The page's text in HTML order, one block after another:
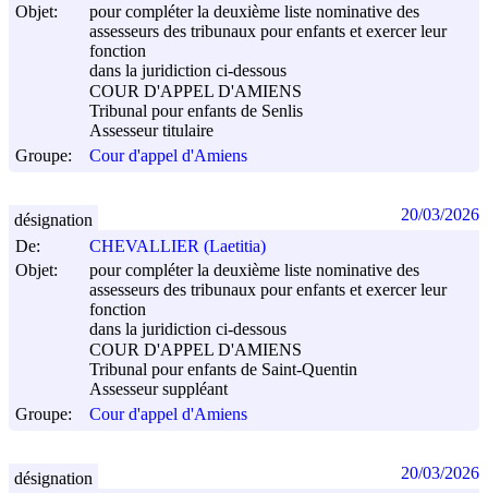
Objet:
pour compléter la deuxième liste nominative des
assesseurs des tribunaux pour enfants et exercer leur
fonction
dans la juridiction ci-dessous
COUR D'APPEL D'AMIENS
Tribunal pour enfants de Senlis
Assesseur titulaire
Groupe:
Cour d'appel d'Amiens
De:
CHEVALLIER (Laetitia)
Objet:
pour compléter la deuxième liste nominative des
assesseurs des tribunaux pour enfants et exercer leur
fonction
dans la juridiction ci-dessous
COUR D'APPEL D'AMIENS
Tribunal pour enfants de Saint-Quentin
Assesseur suppléant
Groupe:
Cour d'appel d'Amiens
désignation 20/03/2026
désignation 20/03/2026